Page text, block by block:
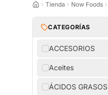
Tienda Now Foods
CATEGORÍAS
ACCESORIOS
Aceites
ÁCIDOS GRASOS